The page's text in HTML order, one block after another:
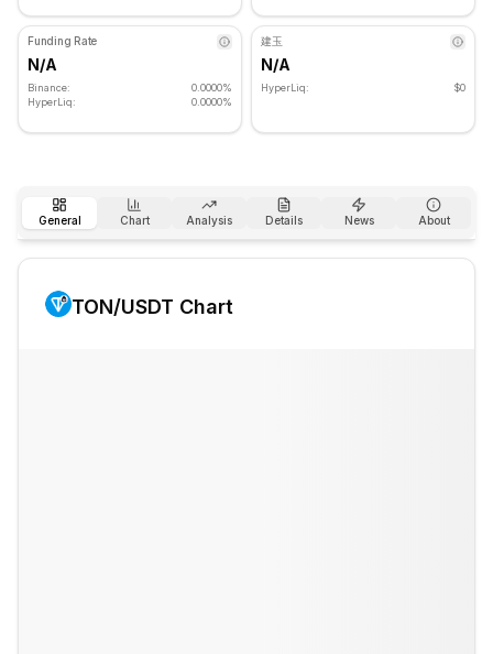
Funding Rate
N/A
Binance:
0.0000%
HyperLiq:
0.0000%
建玉
N/A
HyperLiq: $0
General Chart Analysis Details News About
TON/USDT Chart